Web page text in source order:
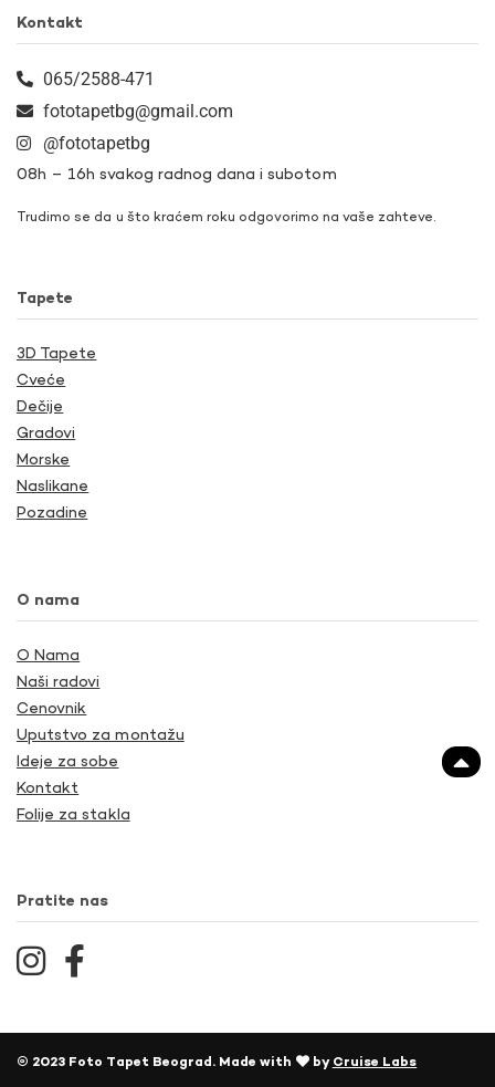
Kontakt
065/2588-471
fototapetbg@gmail.com
@fototapetbg
08h – 16h svakog radnog dana i subotom
Trudimo se da u što kraćem roku odgovorimo na vaše zahteve.
Tapete
3D Tapete
Cveće
Dečije
Gradovi
Morske
Naslikane
Pozadine
O nama
O Nama
Naši radovi
Cenovnik
Uputstvo za montažu
Ideje za sobe
Kontakt
Folije za stakla
Pratite nas
© 2023 Foto Tapet Beograd. Made with by Cruise Labs